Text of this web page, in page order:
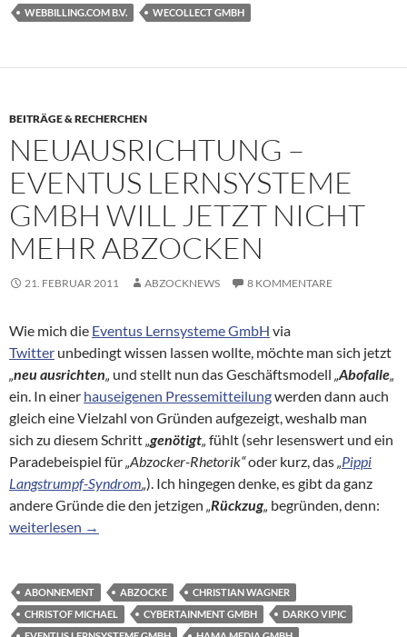
WEBBILLING.COM B.V.
WECOLLECT GMBH
BEITRÄGE & RECHERCHEN
NEUAUSRICHTUNG –
EVENTUS LERNSYSTEME
GMBH WILL JETZT NICHT
MEHR ABZOCKEN
21. FEBRUAR 2011 ABZOCKNEWS 8 KOMMENTARE
Wie mich die Eventus Lernsysteme GmbH via
Twitter unbedingt wissen lassen wollte, möchte man sich jetzt
„neu ausrichten„ und stellt nun das Geschäftsmodell „Abofalle„
ein. In einer hauseigenen Pressemitteilungwerden dann auch
gleich eine Vielzahl von Gründen aufgezeigt, weshalb man
sich zu diesem Schritt„genötigt„ fühlt (sehr lesenswert und ein
Paradebeispiel für„Abzocker-Rhetorik“oder kurz, das„Pippi
Langstrumpf-Syndrom„). Ich hingegen denke, es gibt da ganz
andere Gründe die den jetzigen „Rückzug„ begründen, denn:
Neuausrichtung – Eventus Lernsysteme GmbH will jetzt nicht
weiterlesen →
ABONNEMENT ABZOCKE
CHRISTIAN WAGNER
CHRISTOF MICHAEL
CYBERTAINMENT GMBH
DARKO VIPIC